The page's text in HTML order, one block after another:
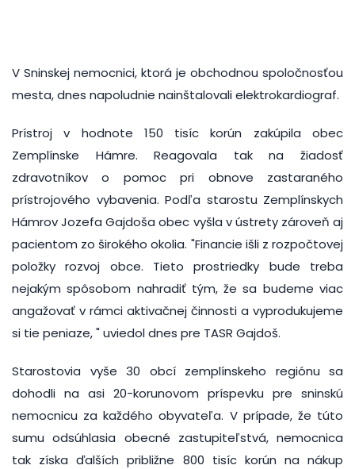
V Sninskej nemocnici, ktorá je obchodnou spoločnosťou
mesta, dnes napoludnie nainštalovali elektrokardiograf.
Prístroj v hodnote 150 tisíc korún zakúpila obec
Zemplínske Hámre. Reagovala tak na žiadosť
zdravotníkov o pomoc pri obnove zastaraného
prístrojového vybavenia. Podľa starostu Zemplínskych
Hámrov Jozefa Gajdoša obec vyšla v ústrety zároveň aj
pacientom zo širokého okolia. "Financie išli z rozpočtovej
položky rozvoj obce. Tieto prostriedky bude treba
nejakým spôsobom nahradiť tým, že sa budeme viac
angažovať v rámci aktivačnej činnosti a vyprodukujeme
si tie peniaze, " uviedol dnes pre TASR Gajdoš.
Starostovia vyše 30 obcí zemplínskeho regiónu sa
dohodli na asi 20-korunovom príspevku pre sninskú
nemocnicu za každého obyvateľa. V prípade, že túto
sumu odsúhlasia obecné zastupiteľstvá, nemocnica
tak získa ďalších približne 800 tisíc korún na nákup